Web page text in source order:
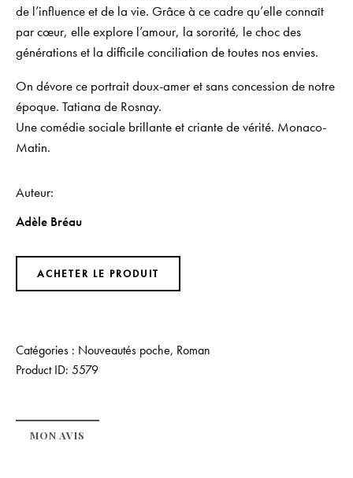
de l’influence et de la vie. Grâce à ce cadre qu’elle connaît
par cœur, elle explore l’amour, la sororité, le choc des
générations et la difficile conciliation de toutes nos envies.
On dévore ce portrait doux-amer et sans concession de notre
époque. Tatiana de Rosnay.
Une comédie sociale brillante et criante de vérité. Monaco-
Matin.
Auteur
Adèle Bréau
ACHETER LE PRODUIT
Catégories : Nouveautés poche, Roman
Product ID: 5579
MON AVIS